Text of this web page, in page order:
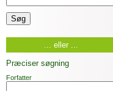
... eller ...
Præciser søgning
Forfatter